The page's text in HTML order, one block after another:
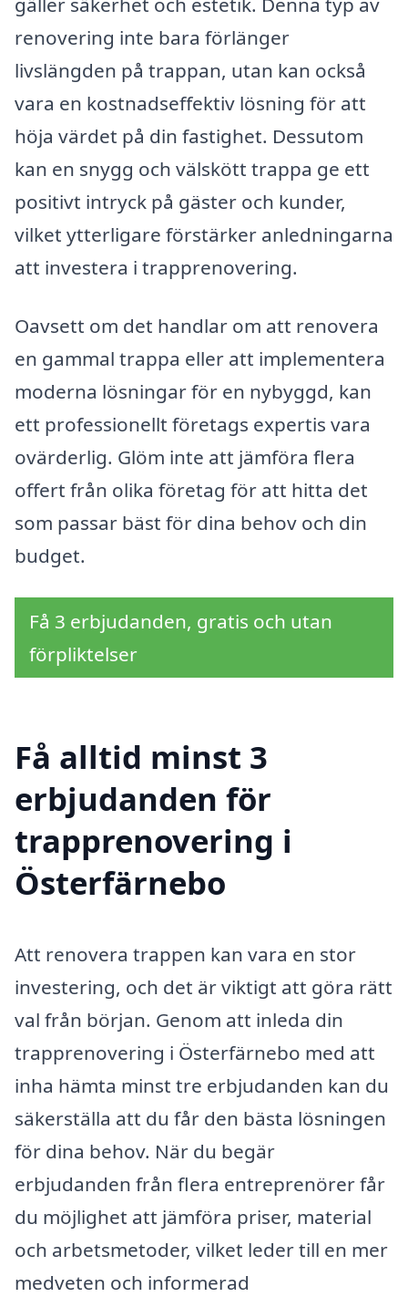
renovering inte bara förlänger
livslängden på trappan, utan kan också
vara en kostnadseffektiv lösning för att
höja värdet på din fastighet. Dessutom
kan en snygg och välskött trappa ge ett
positivt intryck på gäster och kunder,
vilket ytterligare förstärker anledningarna
att investera i trapprenovering.
Oavsett om det handlar om att renovera
en gammal trappa eller att implementera
moderna lösningar för en nybyggd, kan
ett professionellt företags expertis vara
ovärderlig. Glöm inte att jämföra flera
offert från olika företag för att hitta det
som passar bäst för dina behov och din
budget.
Få 3 erbjudanden, gratis och utan
förpliktelser
Få alltid minst 3
erbjudanden för
trapprenovering i
Österfärnebo
Att renovera trappen kan vara en stor
investering, och det är viktigt att göra rätt
val från början. Genom att inleda din
trapprenovering i Österfärnebo med att
inha hämta minst tre erbjudanden kan du
säkerställa att du får den bästa lösningen
för dina behov. När du begär
erbjudanden från flera entreprenörer får
du möjlighet att jämföra priser, material
och arbetsmetoder, vilket leder till en mer
medveten och informerad